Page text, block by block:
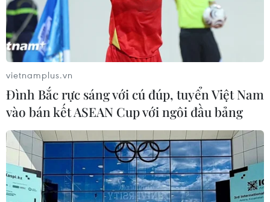
Kazakhstan mong muốn phát triển quan
vietnamplus.vn
Đình Bắc rực sáng với cú đúp, tuyển Việt Nam
vào bán kết ASEAN Cup với ngôi đầu bảng